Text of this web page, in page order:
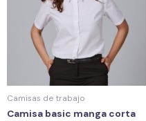
Camisas de trabajo
Camisa basic manga corta